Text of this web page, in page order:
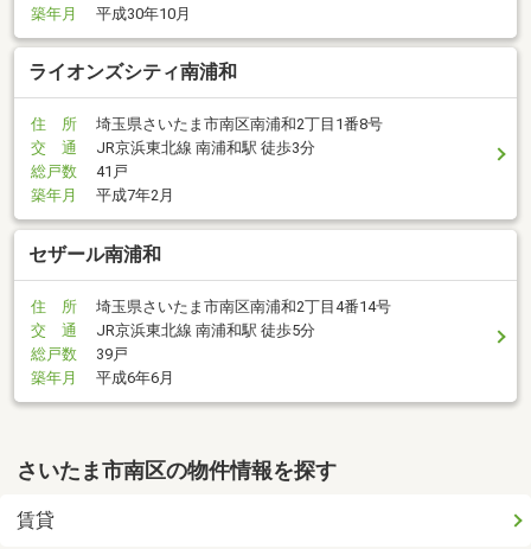
築年月
平成30年10月
ライオンズシティ南浦和
住 所
埼玉県さいたま市南区南浦和2丁目1番8号
交 通
JR京浜東北線 南浦和駅 徒歩3分
総戸数
41戸
築年月
平成7年2月
セザール南浦和
住 所
埼玉県さいたま市南区南浦和2丁目4番14号
交 通
JR京浜東北線 南浦和駅 徒歩5分
総戸数
39戸
築年月
平成6年6月
さいたま市南区の物件情報を探す
賃貸